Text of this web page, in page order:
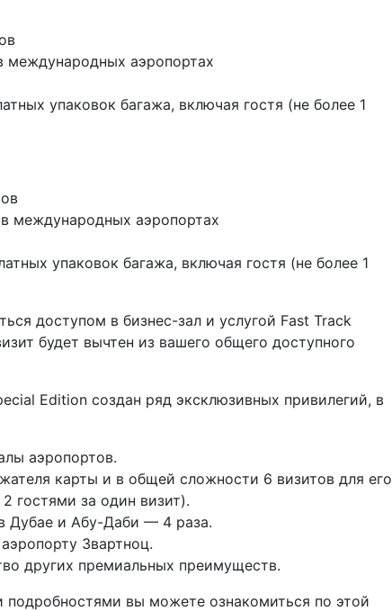
международных аэропортах
упаковок багажа, включая гостя (не более 1
международных аэропортах
упаковок багажа, включая гостя (не более 1
доступом в бизнес-зал и услугой Fast Track
будет вычтен из вашего общего доступного
Edition создан ряд эксклюзивных привилегий, в
аэропортов.
карты и в общей сложности 6 визитов для его
гостями за один визит).
Дубае и Абу-Даби — 4 раза.
Звартноц.
других премиальных преимуществ.
вы можете ознакомиться по этой